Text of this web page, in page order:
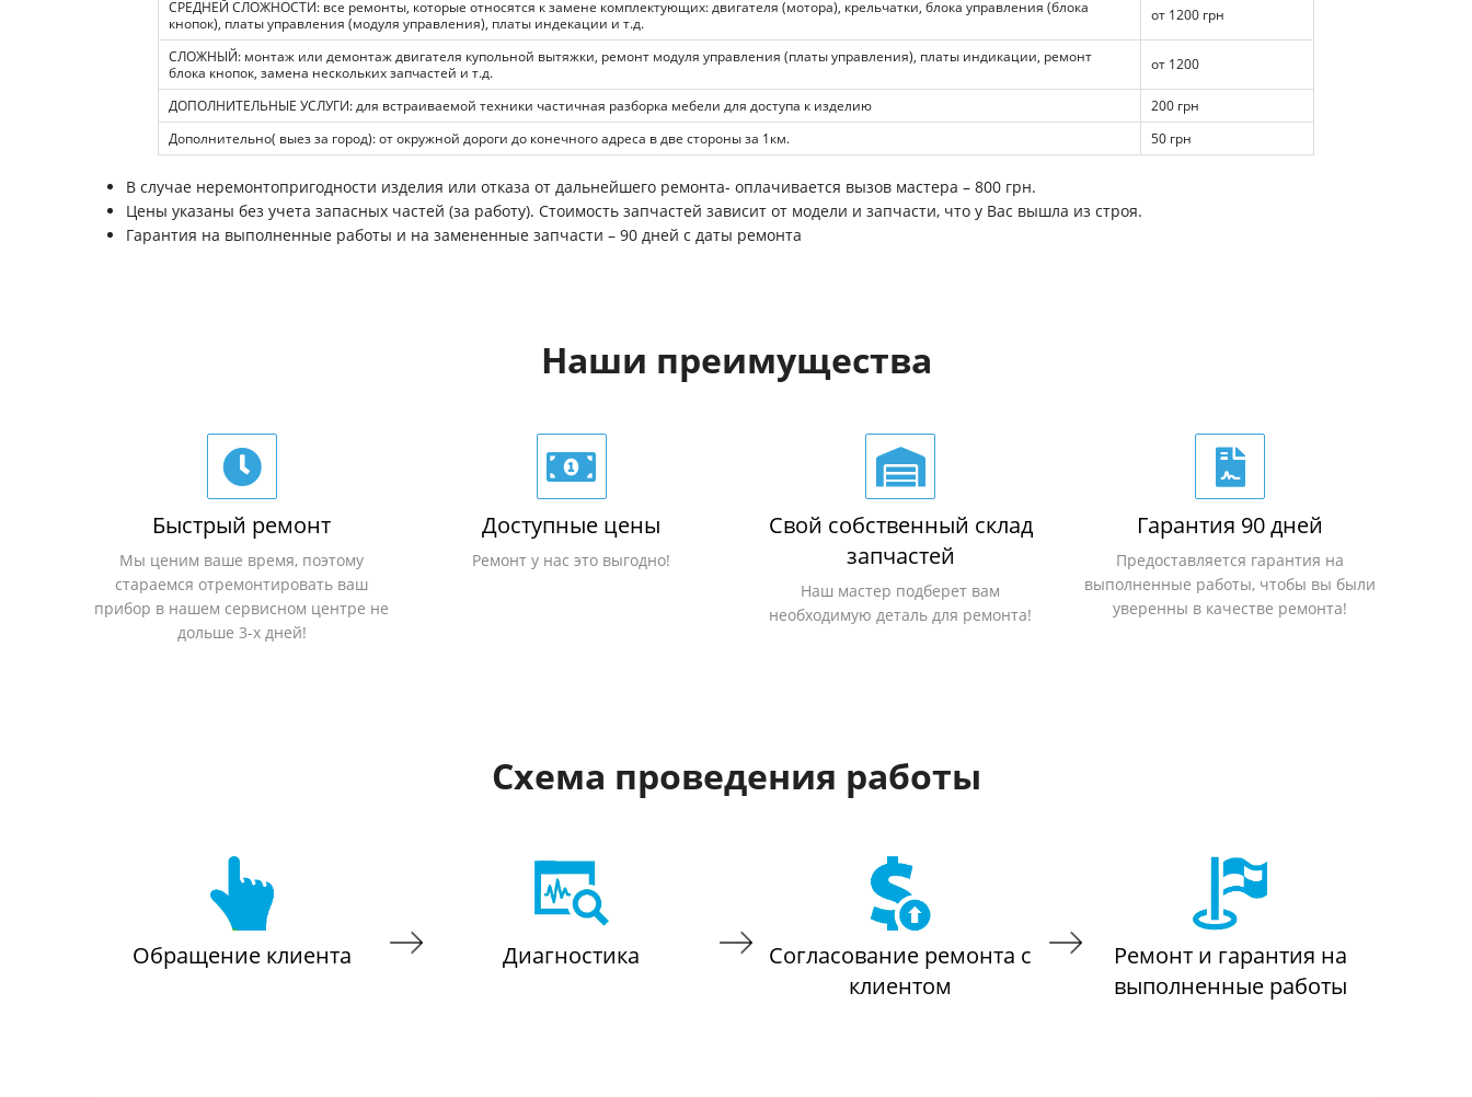
СРЕДНЕЙ СЛОЖНОСТИ: все ремонты, которые относятся к замене комплектующих: двигателя (мотора), крельчатки, блока управления (блока
кнопок), платы управления (модуля управления), платы индекации и т.д.
от 1200 грн
СЛОЖНЫЙ: монтаж или демонтаж двигателя купольной вытяжки, ремонт модуля управления (платы управления), платы индикации, ремонт
блока кнопок, замена нескольких запчастей и т.д.
от 1200
ДОПОЛНИТЕЛЬНЫЕ УСЛУГИ: для встраиваемой техники частичная разборка мебели для доступа к изделию
200 грн
Дополнительно( выез за город): от окружной дороги до конечного адреса в две стороны за 1км.
50 грн
В случае неремонтопригодности изделия или отказа от дальнейшего ремонта- оплачивается вызов мастера – 800 грн.
Цены указаны без учета запасных частей (за работу). Стоимость запчастей зависит от модели и запчасти, что у Вас вышла из строя.
Гарантия на выполненные работы и на замененные запчасти – 90 дней с даты ремонта
Наши преимущества
Быстрый ремонт
Мы ценим ваше время, поэтому
стараемся отремонтировать ваш
прибор в нашем сервисном центре не
дольше 3-х дней!
Доступные цены
Ремонт у нас это выгодно!
Свой собственный склад
запчастей
Наш мастер подберет вам
необходимую деталь для ремонта!
Гарантия 90 дней
Предоставляется гарантия на
выполненные работы, чтобы вы были
уверенны в качестве ремонта!
Схема проведения работы
Обращение клиента Диагностика
Согласование ремонта с
клиентом
Ремонт и гарантия на
выполненные работы